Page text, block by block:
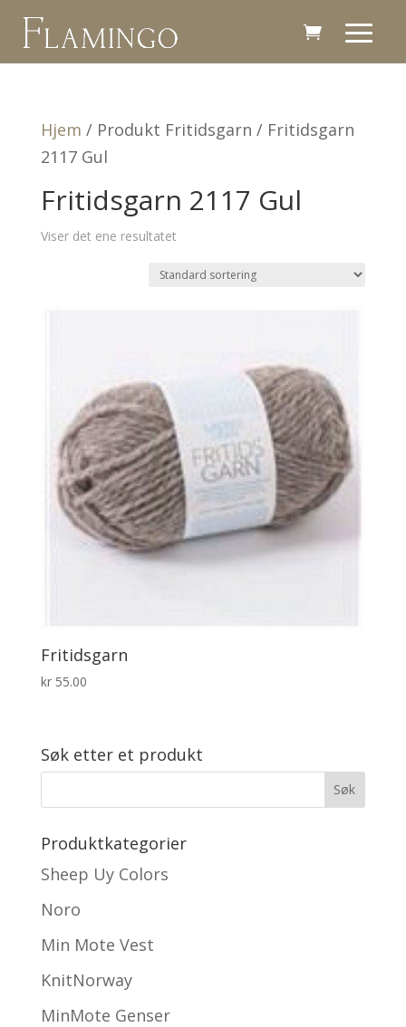
Hjem / Produkt Fritidsgarn / Fritidsgarn
2117 Gul
Fritidsgarn 2117 Gul
Viser det ene resultatet
Fritidsgarn
kr55.00
Søk etter et produkt
Produktkategorier
Sheep Uy Colors
Noro
Min Mote Vest
KnitNorway
MinMote Genser